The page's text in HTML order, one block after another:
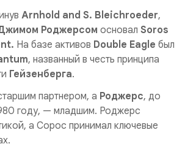
Arnhold and S. Bleichroeder,
Роджерсом основал Soros
На базе активов Double Eagle был
, названный в честь принципа
Гейзенберга.
партнером, а Роджерс, до
году, — младшим. Роджерс
а Сорос принимал ключевые